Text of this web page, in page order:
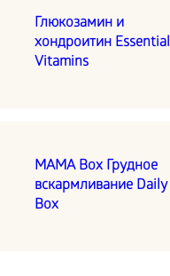
Глюкозамин и
хондроитин Essential
Vitamins
MAMA Box Грудное
вскармливание Daily
Box